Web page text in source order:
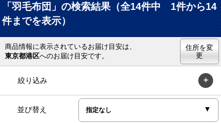
「羽毛布団」の検索結果（全14件中 1件から14
件までを表示）
商品情報に表示されているお届け目安は、
東京都港区へのお届け目安です。
住所を変
更
絞り込み
並び替え